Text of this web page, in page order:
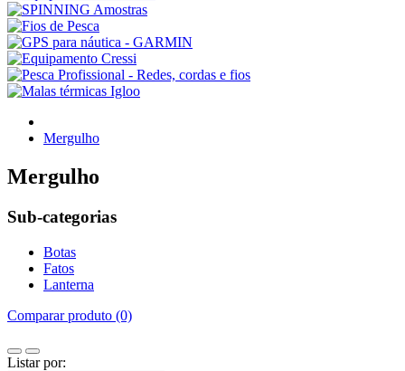
Mergulho
Mergulho
Sub-categorias
Botas
Fatos
Lanterna
Comparar produto (0)
Listar por: